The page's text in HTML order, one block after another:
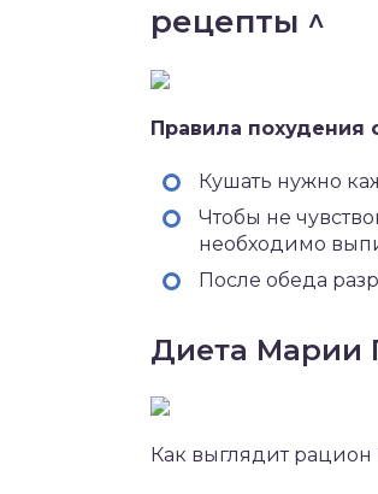
рецепты ^
Правила похудения
Кушать нужно
Чтобы не
необходимо
После обеда
Диета Марии
Как выглядит